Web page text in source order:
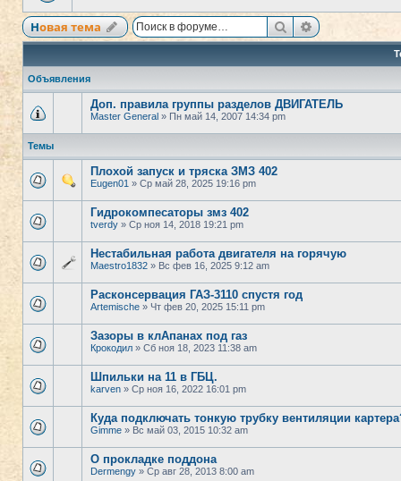
Новая тема ПоискРасширенный
Объявления
Доп. правила группы разделов ДВИГАТЕЛЬ
Master General » Пн май 14, 2007 14:34 pm
Темы
Плохой запуск и тряска ЗМЗ 402
Eugen01 » Ср май 28, 2025 19:16 pm
Гидрокомпесаторы змз 402
tverdy » Ср ноя 14, 2018 19:21 pm
Нестабильная работа двигателя на горячую
Maestro1832 » Вс фев 16, 2025 9:12 am
Расконсервация ГАЗ-3110 спустя год
Artemische » Чт фев 20, 2025 15:11 pm
Зазоры в клАпанах под газ
Крокодил » Сб ноя 18, 2023 11:38 am
Шпильки на 11 в ГБЦ.
karven » Ср ноя 16, 2022 16:01 pm
Куда подключать тонкую трубку вентиляции
Gimme » Вс май 03, 2015 10:32 am
О прокладке поддона
Dermengy » Ср авг 28, 2013 8:00 am